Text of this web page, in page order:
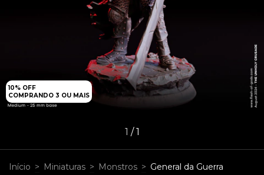
10% OFF
COMPRANDO 3 OU MAIS
1 /1
Início > Miniaturas > Monstros > General da Guerra